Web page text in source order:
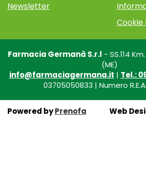
Newsletter
Cookie
Farmacia Germanà S.r.l - SS.114
(ME)
info@farmaciagermana.it | Tel.:
03705050833 | Numero
Powered byPrenofa Web